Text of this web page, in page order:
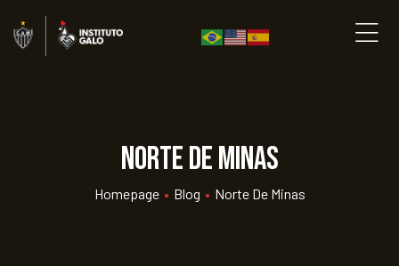
Norte de Minas
Homepage • Blog • Norte De Minas